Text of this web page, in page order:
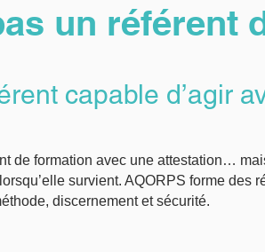
un référent
capable d’agir
de formation avec une attestation…
survient. AQORPS forme des
discernement et sécurité.